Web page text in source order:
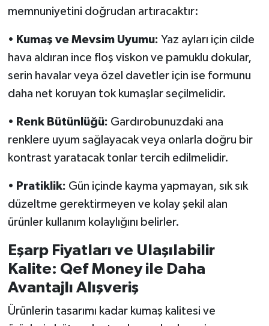
memnuniyetini doğrudan artıracaktır:
• Kumaş ve Mevsim Uyumu: Yaz ayları için cilde
hava aldıran ince floş viskon ve pamuklu dokular,
serin havalar veya özel davetler için ise formunu
daha net koruyan tok kumaşlar seçilmelidir.
• Renk Bütünlüğü: Gardırobunuzdaki ana
renklere uyum sağlayacak veya onlarla doğru bir
kontrast yaratacak tonlar tercih edilmelidir.
• Pratiklik: Gün içinde kayma yapmayan, sık sık
düzeltme gerektirmeyen ve kolay şekil alan
ürünler kullanım kolaylığını belirler.
Eşarp Fiyatları ve Ulaşılabilir
Kalite: Qef Money ile Daha
Avantajlı Alışveriş
Ürünlerin tasarımı kadar kumaş kalitesi ve